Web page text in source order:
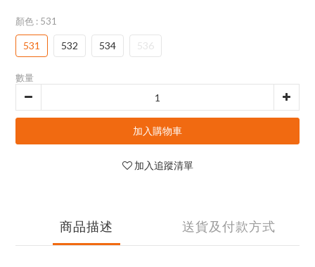
顏色 : 531
531 532 534 536
數量
加入購物車
加入追蹤清單
商品描述 送貨及付款方式